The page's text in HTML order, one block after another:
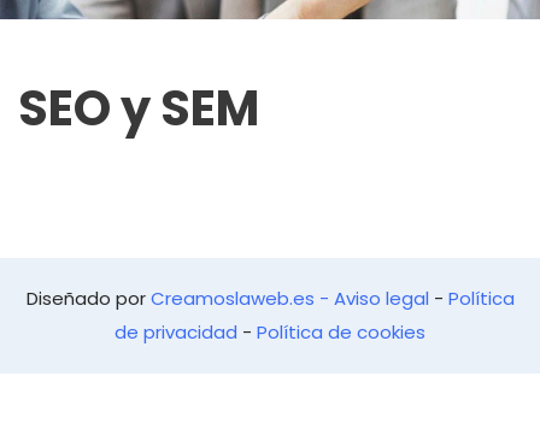
SEO y SEM
Diseñado porCreamoslaweb.es - Aviso legal - Política
de privacidad - Política de cookies